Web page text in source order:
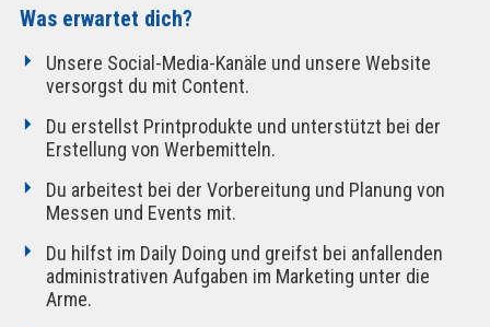
Was erwartet dich?
Unsere Social-Media-Kanäle und unsere Website
versorgst du mit Content.
Du erstellst Printprodukte und unterstützt bei der
Erstellung von Werbemitteln.
Du arbeitest bei der Vorbereitung und Planung von
Messen und Events mit.
Du hilfst im Daily Doing und greifst bei anfallenden
administrativen Aufgaben im Marketing unter die
Arme.